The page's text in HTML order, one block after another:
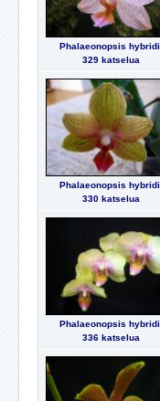
Phalaeonopsis hybridi.
329 katselua
Phalaeonopsis hybridi.
330 katselua
Phalaeonopsis hybridi.
336 katselua